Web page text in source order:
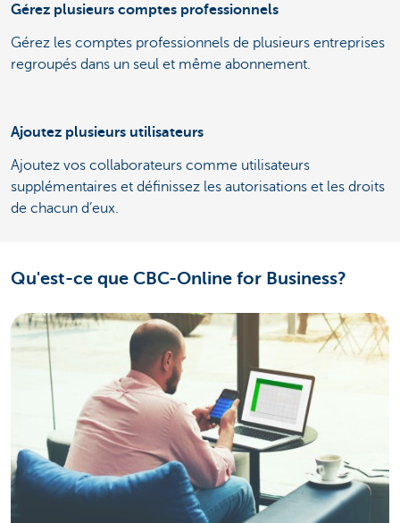
Gérez plusieurs comptes professionnels
Gérez les comptes professionnels de plusieurs entreprises
regroupés dans un seul et même abonnement.
Ajoutez plusieurs utilisateurs
Ajoutez vos collaborateurs comme utilisateurs
supplémentaires et définissez les autorisations et les droits
de chacun d’eux.
Qu'est-ce que CBC-Online for Business?